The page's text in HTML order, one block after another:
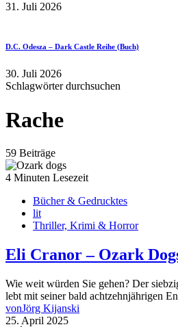
31. Juli 2026
D.C. Odesza – Dark Castle Reihe (Buch)
30. Juli 2026
Schlagwörter durchsuchen
Rache
59 Beiträge
4 Minuten Lesezeit
Bücher & Gedrucktes
lit
Thriller, Krimi & Horror
Eli Cranor – Ozark
Wie weit würden Sie gehen? Der
lebt mit seiner bald achtzehnjährigen
vonJörg Kijanski
25. April 2025